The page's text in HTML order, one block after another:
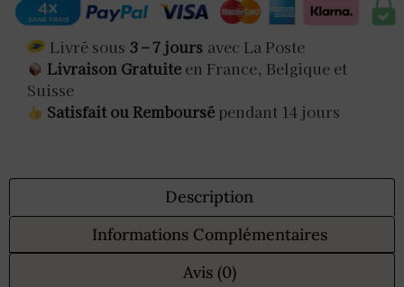
Livré sous 3 – 7 jours avec La Poste
Livraison Gratuite en France, Belgique et
Suisse
Satisfait ou Remboursé pendant 14 jours
Description
Informations Complémentaires
Avis (0)